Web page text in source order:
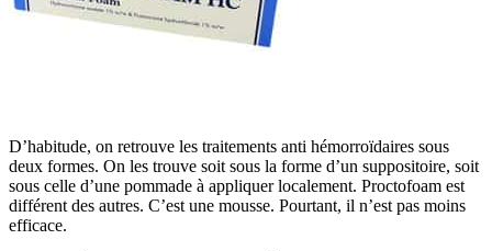
D’habitude, on retrouve les traitements anti hémorroïdaires sous
deux formes. On les trouve soit sous la forme d’un suppositoire, soit
sous celle d’une pommade à appliquer localement. Proctofoam est
différent des autres. C’est une mousse. Pourtant, il n’est pas moins
efficace.